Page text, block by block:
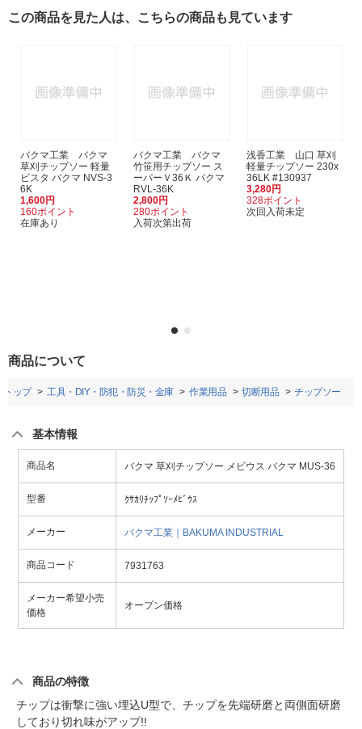
この商品を見た人は、こちらの商品も見ています
バクマ工業 バクマ
草刈チップソー 軽量
ビスタ バクマ NVS-3
6K
1,600円
160ポイント
在庫あり
バクマ工業 バクマ
竹笹用チップソー ス
ーパーＶ36Ｋ バクマ
RVL-36K
2,800円
280ポイント
入荷次第出荷
浅香工業 山口 草刈
軽量チップソー 230x
36LK #130937
3,280円
328ポイント
次回入荷未定
商品について
トップ 工具・DIY・防犯・防災・金庫 作業用品 切断用品 チップソー
基本情報
商品名 バクマ 草刈チップソー メビウス バクマ MUS-36
型番 ｸｻｶﾘﾁｯﾌﾟｿｰﾒﾋﾞｳｽ
メーカー バクマ工業｜BAKUMA INDUSTRIAL
商品コード 7931763
メーカー希望小売
価格
オープン価格
商品の特徴
チップは衝撃に強い埋込U型で、チップを先端研磨と両側面研磨
しており切れ味がアップ!!